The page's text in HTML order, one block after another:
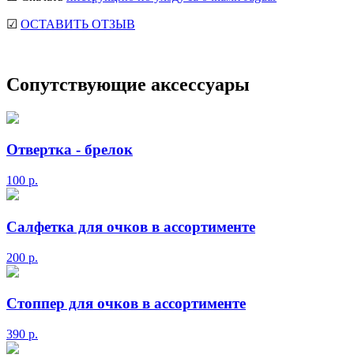
☑ ОСТАВИТЬ ОТЗЫВ
Сопутствующие аксессуары
Отвертка - брелок
100 р.
Салфетка для очков в ассортименте
200 р.
Стоппер для очков в ассортименте
390 р.